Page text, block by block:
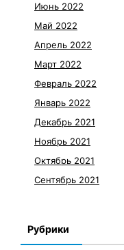
Июнь 2022
Май 2022
Апрель 2022
Март 2022
Февраль 2022
Январь 2022
Декабрь 2021
Ноябрь 2021
Октябрь 2021
Сентябрь 2021
Рубрики